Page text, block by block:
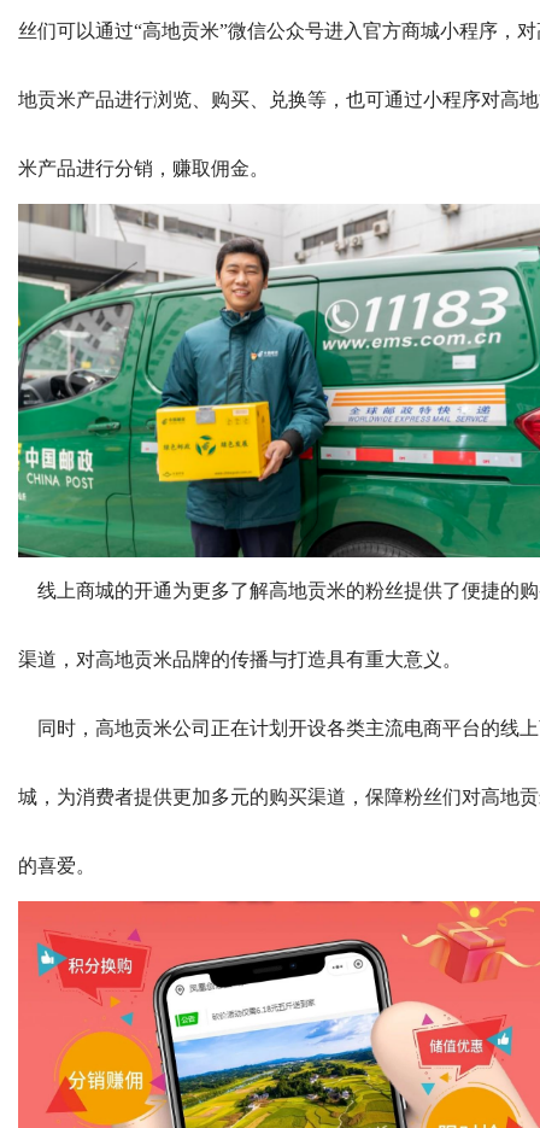
丝们可以通过“高地贡米”微信公众号进入官方商城小程序，对
地贡米产品进行浏览、购买、兑换等，也可通过小程序对高
米产品进行分销，赚取佣金。
线上商城的开通为更多了解高地贡米的粉丝提供了便捷的
渠道，对高地贡米品牌的传播与打造具有重大意义。
同时，高地贡米公司正在计划开设各类主流电商平台的线
城，为消费者提供更加多元的购买渠道，保障粉丝们对高地
的喜爱。